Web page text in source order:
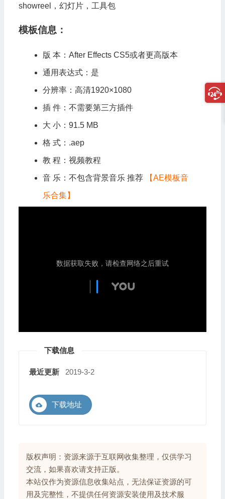
showreel，幻灯片，工具包
模板信息：
版 本：After Effects CS5或者更高版本
通用表达式：是
分辨率：高清1920×1080
插 件：不需要第三方插件
大 小：91.5 MB
格 式：.aep
教 程：视频教程
音 乐：不包含背景音乐 推荐 【AE模板音
乐合集】
下载信息
最近更新 2019-3-2
下载地址
版权声明：资源来源于互联网收集整理，仅供学习
交流，如果喜欢请支持正版。
本站仅作为资源信息收集站点，无法保证资源的可
用及完整性，不提供任何资源安装使用及技术服